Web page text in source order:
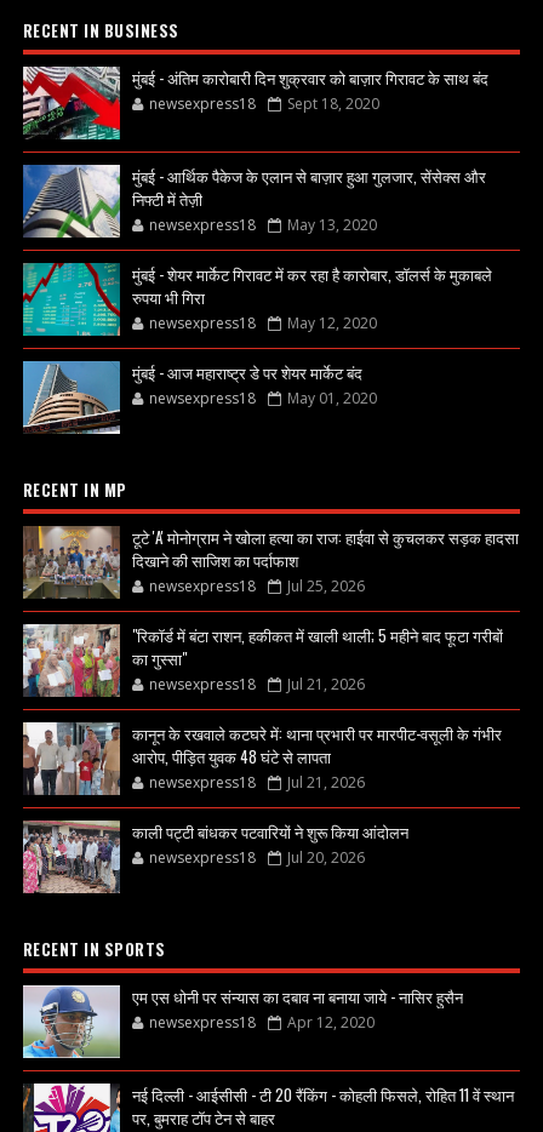
RECENT IN BUSINESS
मुंबई - अंतिम कारोबारी दिन शुक्रवार को बाज़ार गिरावट के साथ बंद
newsexpress18 Sept 18, 2020
मुंबई - आर्थिक पैकेज के एलान से बाज़ार हुआ गुलजार, सेंसेक्स और
निफ्टी में तेज़ी
newsexpress18 May 13, 2020
मुंबई - शेयर मार्केट गिरावट में कर रहा है कारोबार, डॉलर्स के मुकाबले
रुपया भी गिरा
newsexpress18 May 12, 2020
मुंबई - आज महाराष्ट्र डे पर शेयर मार्केट बंद
newsexpress18 May 01, 2020
RECENT IN MP
टूटे 'A' मोनोग्राम ने खोला हत्या का राज: हाईवा से कुचलकर सड़क हादसा
दिखाने की साजिश का पर्दाफाश
newsexpress18 Jul 25, 2026
"रिकॉर्ड में बंटा राशन, हकीकत में खाली थाली; 5 महीने बाद फूटा गरीबों
का गुस्सा"
newsexpress18 Jul 21, 2026
कानून के रखवाले कटघरे में: थाना प्रभारी पर मारपीट-वसूली के गंभीर
आरोप, पीड़ित युवक 48 घंटे से लापता
newsexpress18 Jul 21, 2026
काली पट्टी बांधकर पटवारियों ने शुरू किया आंदोलन
newsexpress18 Jul 20, 2026
RECENT IN SPORTS
एम एस धोनी पर संन्यास का दबाव ना बनाया जाये - नासिर हुसैन
newsexpress18 Apr 12, 2020
नई दिल्ली - आईसीसी - टी 20 रैंकिंग - कोहली फिसले, रोहित 11 वें स्थान
पर, बुमराह टॉप टेन से बाहर